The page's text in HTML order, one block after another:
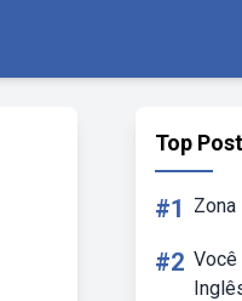
Top Post
#1 Zona
#2 Você